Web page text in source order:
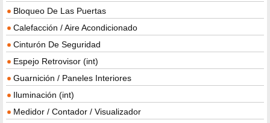
Bloqueo De Las Puertas
Calefacción / Aire Acondicionado
Cinturón De Seguridad
Espejo Retrovisor (int)
Guarnición / Paneles Interiores
Iluminación (int)
Medidor / Contador / Visualizador